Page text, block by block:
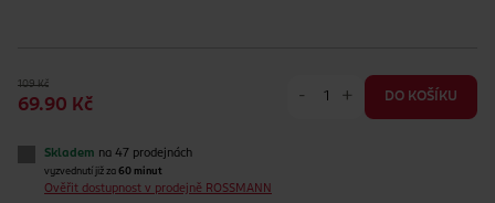
109 Kč
69.90 Kč
- + DO KOŠÍKU
Skladem na 47 prodejnách
vyzvednutí již za 60 minut
Ověřit dostupnost v prodejně ROSSMANN